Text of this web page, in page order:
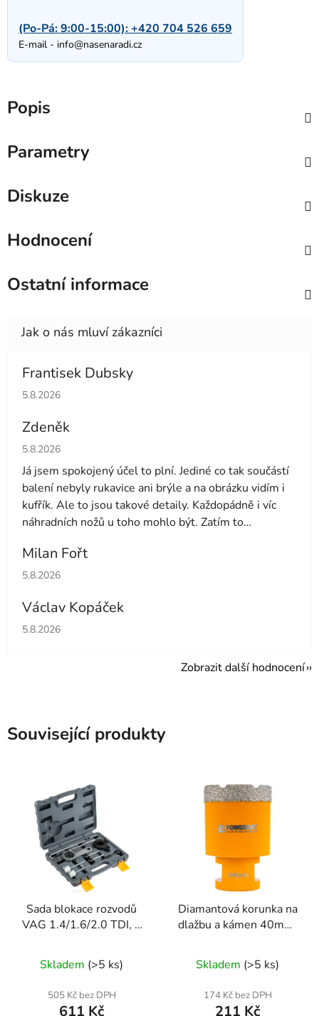
(Po-Pá: 9:00-15:00):+420 704 526 659
E-mail - info@nasenaradi.cz
Popis
Parametry
Diskuze
Hodnocení
Ostatní informace
Frantisek Dubsky
Hodnocení obchodu je 5 z 5 hvězdiček.
5.8.2026
Zdeněk
Hodnocení obchodu je 4 z 5 hvězdiček.
5.8.2026
Já jsem spokojený účel to plní. Jediné co tak součástí
balení nebyly rukavice ani brýle a na obrázku vidím i
kufřík. Ale to jsou takové detaily. Každopádně i víc
náhradních nožů u toho mohlo být. Zatím to
Milan Fořt
Hodnocení obchodu je 5 z 5 hvězdiček.
5.8.2026
Václav Kopáček
Hodnocení obchodu je 5 z 5 hvězdiček.
5.8.2026
Zobrazit další hodnocení
Související produkty
Sada blokace rozvodů
VAG 1.4/1.6/2.0 TDI, 5
Skladem (>5 ks)
505 Kč bez DPH
611 Kč
Diamantová korunka na
dlažbu a kámen 40mm,
Skladem (>5 ks)
174 Kč bez DPH
211 Kč